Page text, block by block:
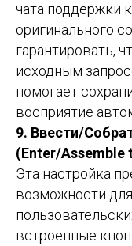
чата поддержки
оригинального
гарантировать,
исходным
помогает
восприятие
9. Ввести/
(Enter/Assemble
Эта настройка
возможности
встроенные